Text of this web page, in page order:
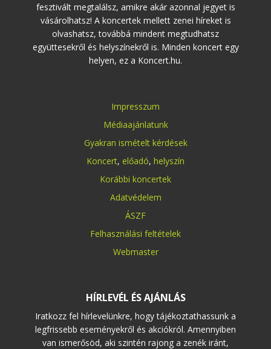
fesztivált megtalálsz, amikre akár azonnal jegyet is
vásárolhatsz! A koncertek mellett zenei híreket is
olvashatsz, továbbá mindent megtudhatsz
együttesekről és helyszínekről is. Minden koncert egy
helyen, ez a Koncert.hu.
Impresszum
Médiaajánlatunk
Gyakran ismételt kérdések
Koncert, előadó, helyszín
Korábbi koncertek
Adatvédelem
ÁSZF
Felhasználási feltételek
Webmaster
HÍRLEVÉL ÉS AJÁNLÁS
Iratkozz fel hírlevelünkre, hogy tájékoztathassunk a
legfrissebb eseményekről és akciókról. Amennyiben
van ismerősöd, aki szintén rajong a zenék iránt,